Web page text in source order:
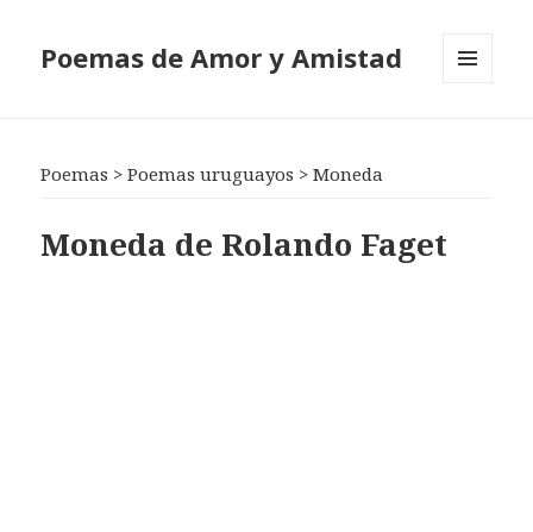
Poemas de Amor y Amistad
Poemas >Poemas uruguayos >Moneda
Moneda de Rolando Faget